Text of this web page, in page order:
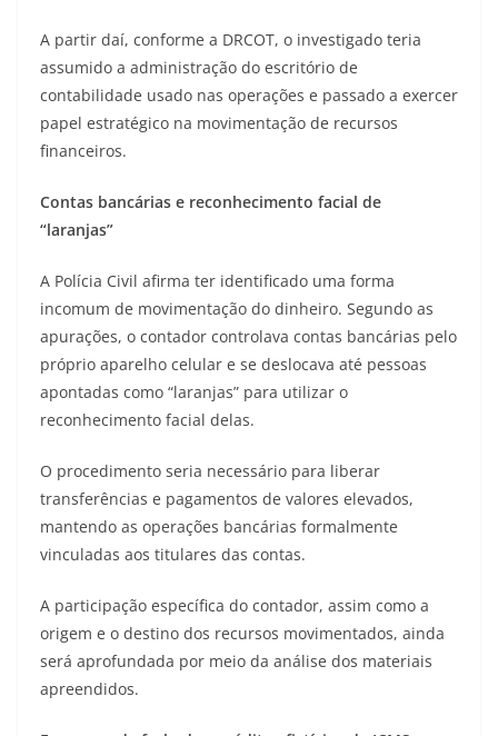
A partir daí, conforme a DRCOT, o investigado teria
assumido a administração do escritório de
contabilidade usado nas operações e passado a exercer
papel estratégico na movimentação de recursos
financeiros.
Contas bancárias e reconhecimento facial de
“laranjas”
A Polícia Civil afirma ter identificado uma forma
incomum de movimentação do dinheiro. Segundo as
apurações, o contador controlava contas bancárias pelo
próprio aparelho celular e se deslocava até pessoas
apontadas como “laranjas” para utilizar o
reconhecimento facial delas.
O procedimento seria necessário para liberar
transferências e pagamentos de valores elevados,
mantendo as operações bancárias formalmente
vinculadas aos titulares das contas.
A participação específica do contador, assim como a
origem e o destino dos recursos movimentados, ainda
será aprofundada por meio da análise dos materiais
apreendidos.